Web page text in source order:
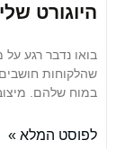
שלימד
רגע על מיצוב
חושבים עליכם,
מיצוב הוא גם
המלא »